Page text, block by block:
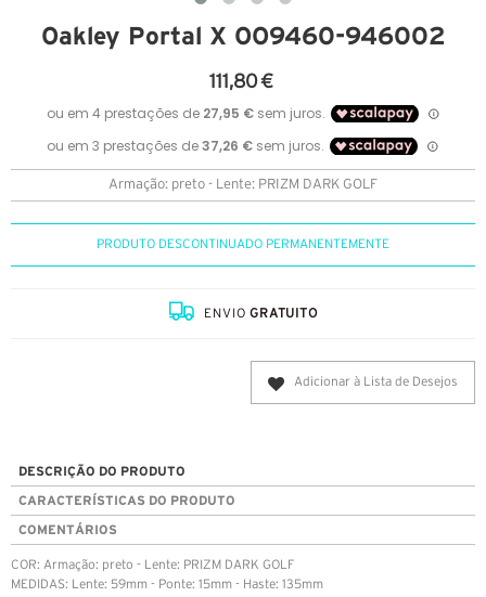
Oakley Portal X OO9460-946002
111,80 €
Armação: preto - Lente: PRIZM DARK GOLF
PRODUTO DESCONTINUADO PERMANENTEMENTE
ENVIOGRATUITO
Adicionar à Lista de Desejos
DESCRIÇÃO DO PRODUTO
CARACTERÍSTICAS DO PRODUTO
COMENTÁRIOS
COR: Armação: preto - Lente: PRIZM DARK GOLF
MEDIDAS: Lente: 59mm - Ponte: 15mm - Haste: 135mm